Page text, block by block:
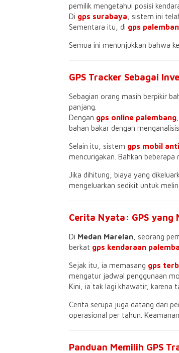
pemilik mengetahui posisi
Di gps surabaya , sistem ini
Sementara itu, di gps
Semua ini menunjukkan bahwa
GPS Tracker Sebagai
Sebagian orang masih berpikir
panjang.
Dengan gps online palembang
bahan bakar dengan
Selain itu, sistem gps mobil
mencurigakan. Bahkan
Jika dihitung, biaya yang
mengeluarkan sedikit untuk
Cerita Nyata: GPS yang
Di Medan Marelan , seorang
berkat gps kendaraan
Sejak itu, ia memasang gps
mengatur jadwal penggunaan
Kini, ia tak lagi khawatir, karena
Cerita serupa juga datang dari
operasional per tahun.
Panduan Memilih GPS